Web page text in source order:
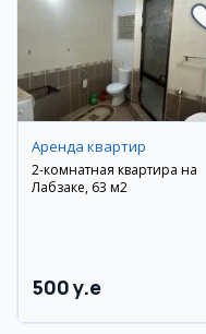
Аренда квартир
2-комнатная квартира на
Лабзаке, 63 м2
500 y.e